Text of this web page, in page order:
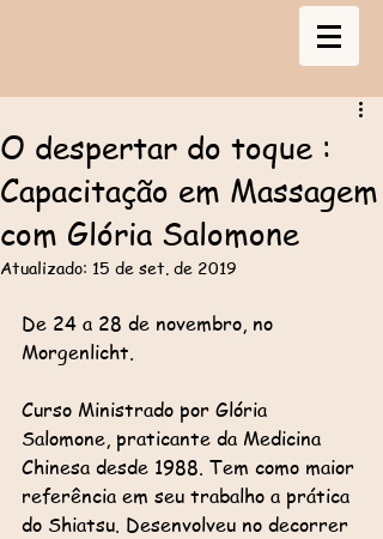
O despertar do toque :
Capacitação em Massagem
com Glória Salomone
Atualizado: 15 de set. de 2019
De 24 a 28 de novembro, no
Morgenlicht.
Curso Ministrado por Glória
Salomone, praticante da Medicina
Chinesa desde 1988. Tem como maior
referência em seu trabalho a prática
do Shiatsu. Desenvolveu no decorrer